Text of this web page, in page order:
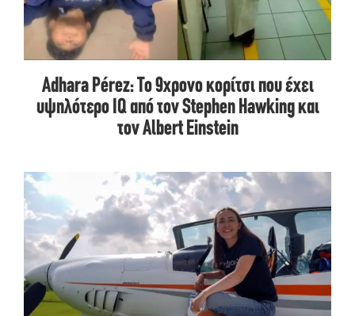
Adhara Pérez: Το 9χρονο κορίτσι που έχει
υψηλότερο IQ από τον Stephen Hawking και
τον Albert Einstein